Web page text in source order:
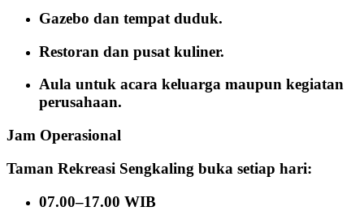
Gazebo dan tempat duduk.
Restoran dan pusat kuliner.
Aula untuk acara keluarga maupun kegiatan
perusahaan.
Jam Operasional
Taman Rekreasi Sengkaling buka setiap hari:
07.00–17.00 WIB